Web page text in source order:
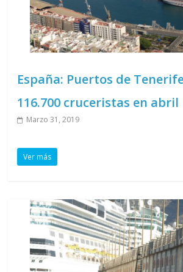
España: Puertos de
116.700 cruceristas en abril
Marzo 31, 2019
Ver más